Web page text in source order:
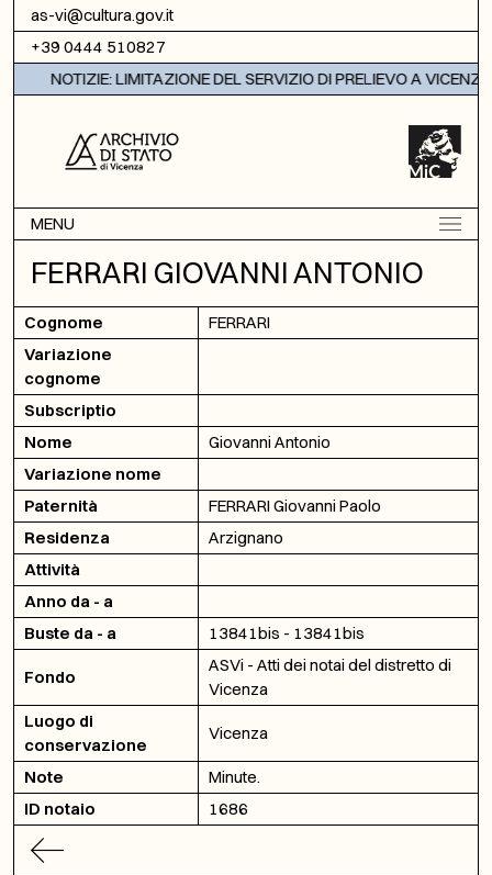
Vai al contenuto
as-vi@cultura.gov.it
+39 0444 510827
NOTIZIE: LIMITAZIONE DEL SERVIZIO DI PRELIEVO A VICENZA
MENU
FERRARI GIOVANNI ANTONIO
Cognome
FERRARI
Variazione
cognome
Subscriptio
Nome
Giovanni Antonio
Variazione nome
Paternità
FERRARI Giovanni Paolo
Residenza
Arzignano
Attività
Anno da - a
Buste da - a
13841bis - 13841bis
Fondo
ASVi - Atti dei notai del distretto di
Vicenza
Luogo di
conservazione
Vicenza
Note
Minute.
ID notaio
1686